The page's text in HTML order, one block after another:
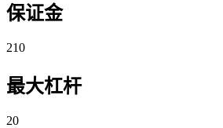
保证金
210
最大杠杆
20